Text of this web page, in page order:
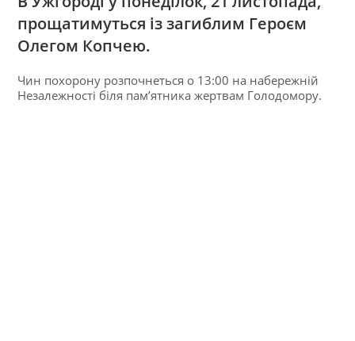
прощатимуться із загиблим Героєм
Олегом Копчею.
Чин похорону розпочнеться о 13:00 на набережній
Незалежності біля пам’ятника жертвам Голодомору.